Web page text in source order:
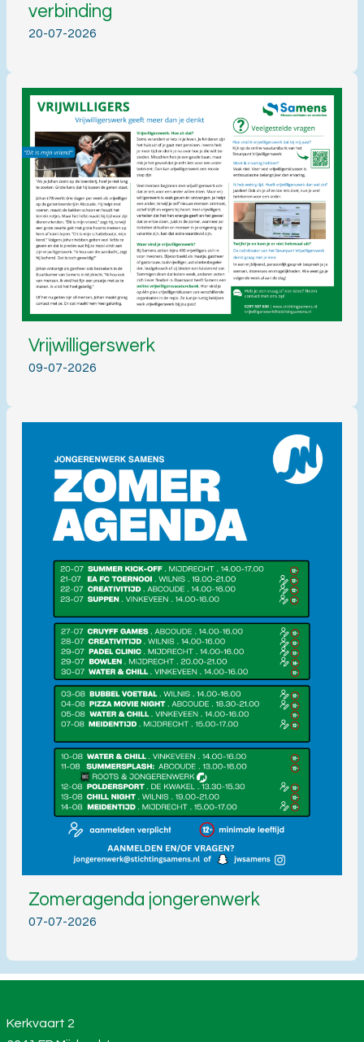
verbinding
20-07-2026
Vrijwilligerswerk
09-07-2026
Zomeragenda jongerenwerk
07-07-2026
Kerkvaart 2